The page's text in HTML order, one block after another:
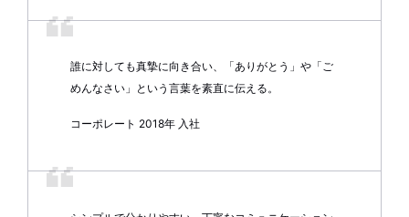
誰に対しても真摯に向き合い、「ありがとう」や「ご
めんなさい」という言葉を素直に伝える。
コーポレート 2018年 入社